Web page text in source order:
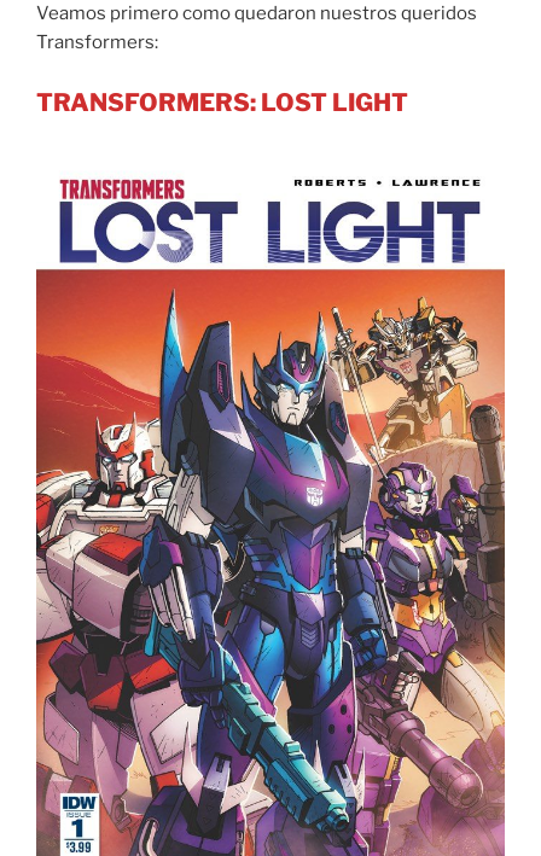
Veamos primero como quedaron nuestros queridos
Transformers:
TRANSFORMERS: LOST LIGHT